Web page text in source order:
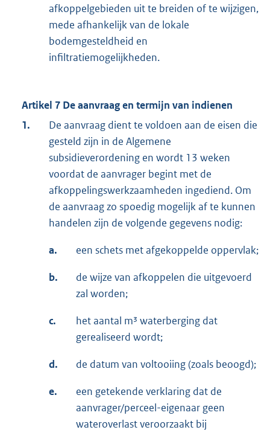
afkoppelgebieden uit te breiden of te wijzigen,
mede afhankelijk van de lokale
bodemgesteldheid en
infiltratiemogelijkheden.
Artikel 7 De aanvraag en termijn van indienen
1.
De aanvraag dient te voldoen aan de eisen die
gesteld zijn in de Algemene
subsidieverordening en wordt 13 weken
voordat de aanvrager begint met de
afkoppelingswerkzaamheden ingediend. Om
de aanvraag zo spoedig mogelijk af te kunnen
handelen zijn de volgende gegevens nodig:
a. een schets met afgekoppelde oppervlak;
b.
de wijze van afkoppelen die uitgevoerd
zal worden;
c.
het aantal m³ waterberging dat
gerealiseerd wordt;
d. de datum van voltooiing (zoals beoogd);
e.
een getekende verklaring dat de
aanvrager/perceel-eigenaar geen
wateroverlast veroorzaakt bij